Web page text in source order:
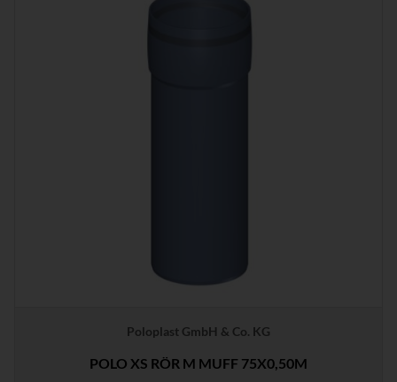
Poloplast GmbH & Co. KG
POLO XS RÖR M MUFF 75X0,50M